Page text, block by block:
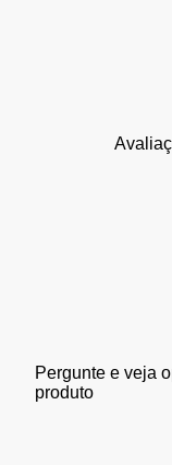
Pergunte e veja
produto